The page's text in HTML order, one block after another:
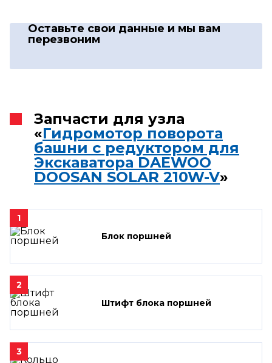
Оставьте свои данные и мы вам
перезвоним
Запчасти для узла
«Гидромотор поворота
башни с редуктором для
Экскаватора DAEWOO
DOOSAN SOLAR 210W-V»
1
Блок поршней
2
Штифт блока поршней
3